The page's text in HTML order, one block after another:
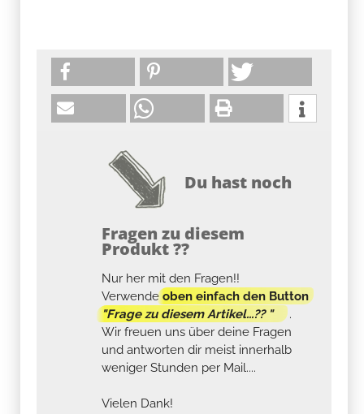
Du hast noch
Fragen zu diesem
Produkt ??
Nur her mit den Fragen!!
Verwendeoben einfach den Button
"Frage zu diesem Artikel...?? "
.
Wir freuen uns über deine Fragen
und antworten dir meist innerhalb
weniger Stunden per Mail....
Vielen Dank!